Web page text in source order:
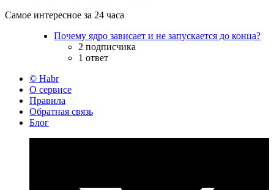
Самое интересное за 24 часа
Почему ядро зависает и не запускается до конца?
2 подписчика
1 ответ
© Habr
О сервисе
Правила
Обратная связь
Блог